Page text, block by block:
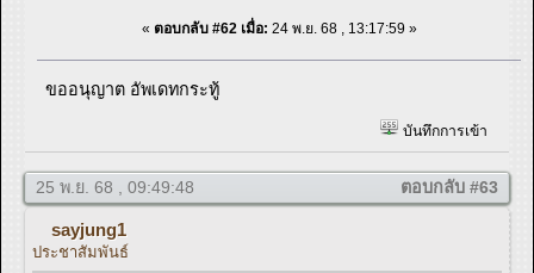
« ตอบกลับ #62 เมื่อ: 24 พ.ย. 68 , 13:17:59 »
ขออนุญาต อัพเดทกระทู้
บันทึกการเข้า
25 พ.ย. 68 , 09:49:48 ตอบกลับ #63
sayjung1
ประชาสัมพันธ์